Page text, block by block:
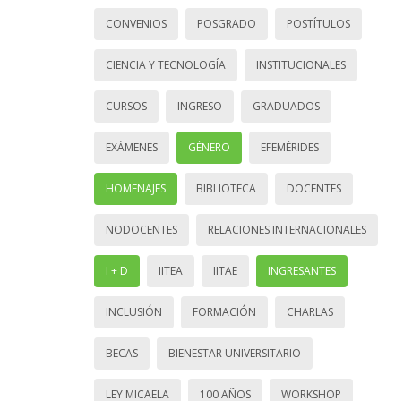
CONVENIOS POSGRADO POSTÍTULOS
CIENCIA Y TECNOLOGÍA INSTITUCIONALES
CURSOS INGRESO GRADUADOS
EXÁMENES GÉNERO EFEMÉRIDES
HOMENAJES BIBLIOTECA DOCENTES
NODOCENTES RELACIONES INTERNACIONALES
I + D IITEA IITAE INGRESANTES
INCLUSIÓN FORMACIÓN CHARLAS
BECAS BIENESTAR UNIVERSITARIO
LEY MICAELA 100 AÑOS WORKSHOP